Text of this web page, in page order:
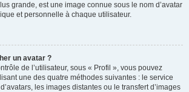
grande, est une image connue sous le nom d’avatar
et personnelle à chaque utilisateur.
un avatar ?
de l’utilisateur, sous « Profil », vous pouvez
une des quatre méthodes suivantes : le service
les images distantes ou le transfert d’images